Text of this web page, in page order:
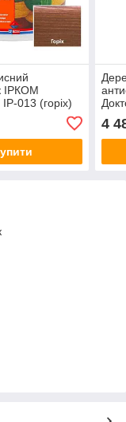
ІРКОМ
IP-013 (горіх)
4